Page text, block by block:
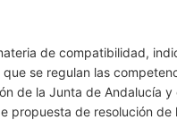
de compatibilidad,
se regulan las
de la Junta de Andalucía y
propuesta de resolución de